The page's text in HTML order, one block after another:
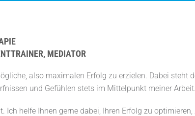
MEDIATOR
also maximalen Erfolg zu erzielen. Dabei steht
und Gefühlen stets im Mittelpunkt meiner Arbeit.
helfe Ihnen gerne dabei, Ihren Erfolg zu optimieren,